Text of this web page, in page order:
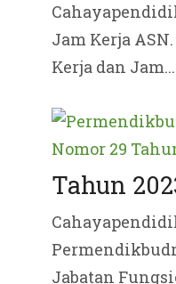
Jam Kerja
Kerja dan Jam...
Tahun
Jabatan